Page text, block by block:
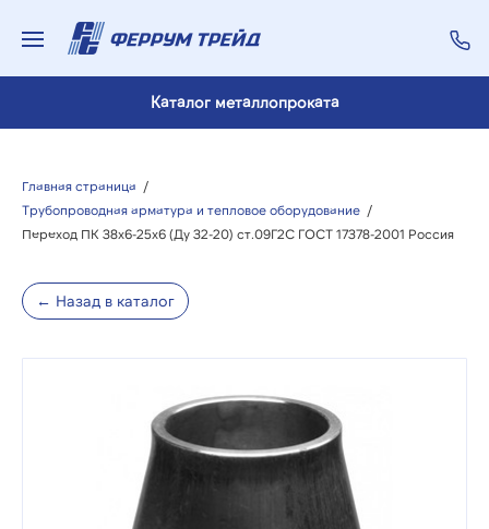
Каталог металлопроката
Главная страница /
Трубопроводная арматура и тепловое оборудование /
Переход ПК 38х6-25х6 (Ду 32-20) ст.09Г2С ГОСТ 17378-2001 Россия
← Назад в каталог